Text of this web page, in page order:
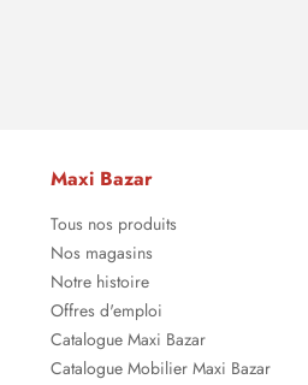
Maxi Bazar
Tous nos produits
Nos magasins
Notre histoire
Offres d'emploi
Catalogue Maxi Bazar
Catalogue Mobilier Maxi Bazar